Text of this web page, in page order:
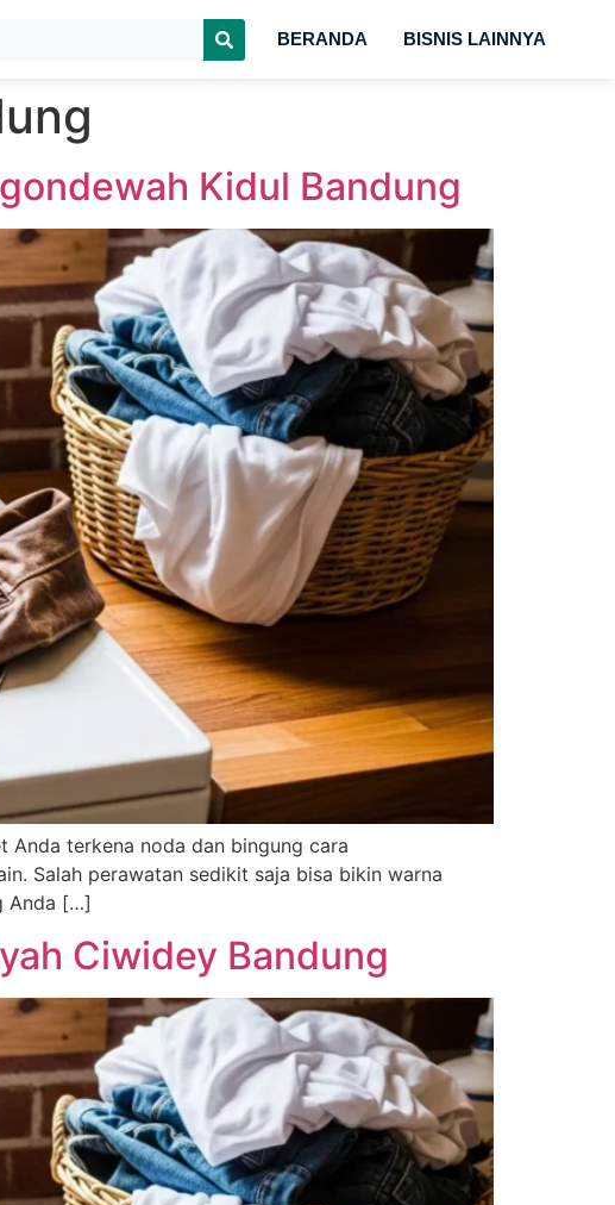
BERANDA BISNIS LAINNYA
Kidul Bandung
Anda terkena noda dan bingung cara
Salah perawatan sedikit saja bisa bikin warna
Anda […]
Ciwidey Bandung